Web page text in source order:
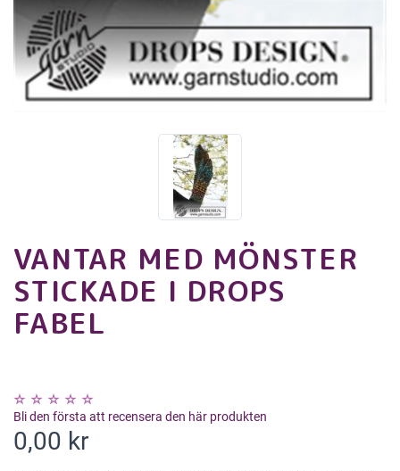
VANTAR MED MÖNSTER
STICKADE I DROPS
FABEL
Bli den första att recensera den här produkten
0,00 kr